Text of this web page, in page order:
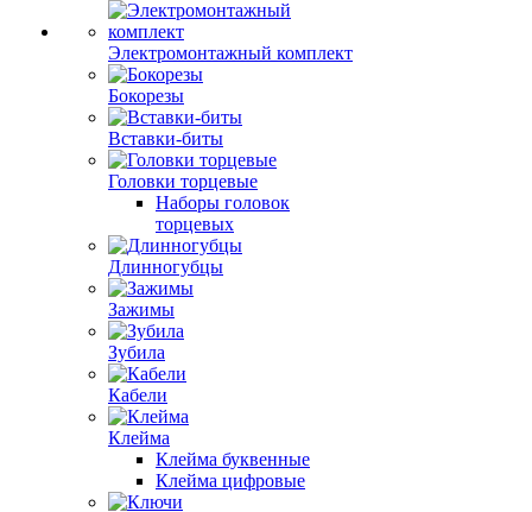
Электромонтажный комплект
Бокорезы
Вставки-биты
Головки торцевые
Наборы головок
торцевых
Длинногубцы
Зажимы
Зубила
Кабели
Клейма
Клейма буквенные
Клейма цифровые